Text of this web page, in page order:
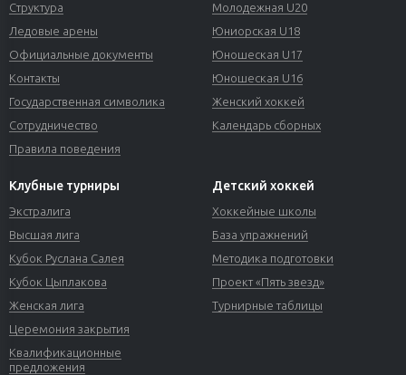
Структура
Ледовые арены
Официальные документы
Контакты
Государственная символика
Сотрудничество
Правила поведения
Молодежная U20
Юниорская U18
Юношеская U17
Юношеская U16
Женский хоккей
Календарь сборных
Клубные турниры
Экстралига
Высшая лига
Кубок Руслана Салея
Кубок Цыплакова
Женская лига
Церемония закрытия
Квалификационные
предложения
Детский хоккей
Хоккейные школы
База упражнений
Методика подготовки
Проект «Пять звезд»
Турнирные таблицы